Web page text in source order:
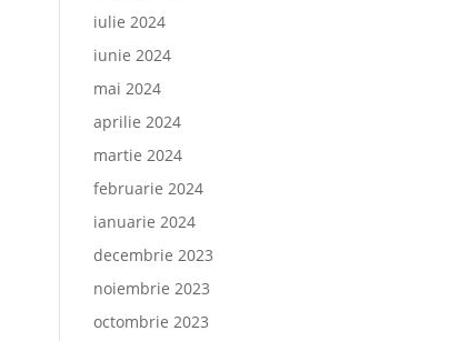
iulie 2024
iunie 2024
mai 2024
aprilie 2024
martie 2024
februarie 2024
ianuarie 2024
decembrie 2023
noiembrie 2023
octombrie 2023